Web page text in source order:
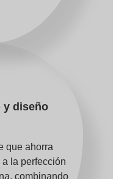
y diseño
que ahorra
la perfección
combinando